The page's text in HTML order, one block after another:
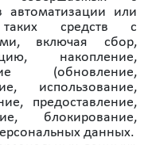
автоматизации или
средств с
включая сбор,
накопление,
(обновление,
использование,
предоставление,
блокирование,
данных.